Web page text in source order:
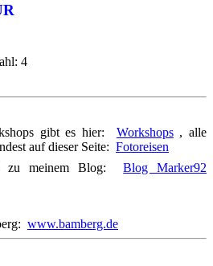
4
gibt es hier: Workshops, alle
auf dieser Seite: Fotoreisen
zu meinem Blog:Blog Marker92
www.bamberg.de